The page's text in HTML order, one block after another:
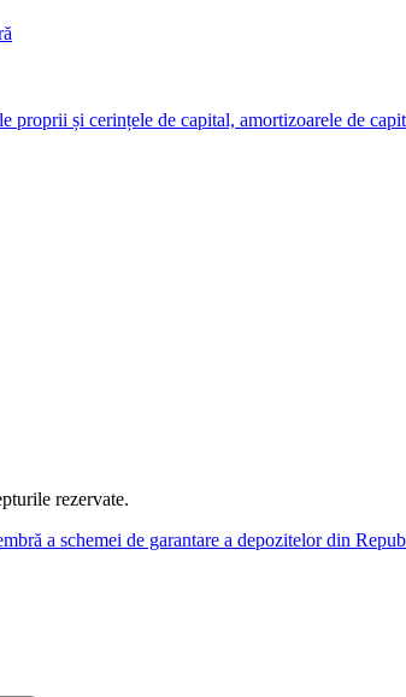
proprii și cerințele de capital, amortizoarele de
rezervate.
a schemei de garantare a depozitelor din